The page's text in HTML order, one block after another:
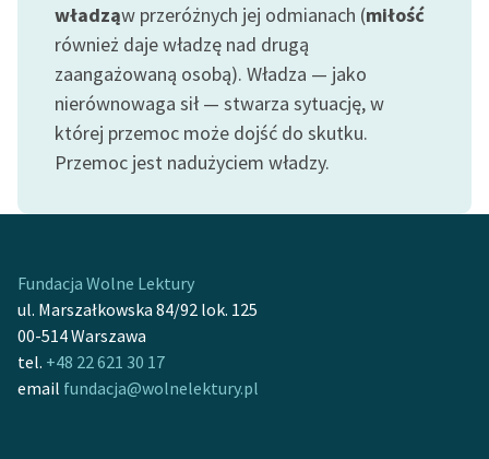
Kolekcje edukacyjne
twórców przechodzących
do domeny publicznej,
lektur szkolnych oraz
Starego Testamentu
Odkurzamy bohaterów
Szkoła Poezji Wolnych
O nas
Kontakt
O projekcie
władząw przeróżnych jej odmianach (miłość
również daje władzę nad drugą
zaangażowaną osobą). Władza — jako
nierównowaga sił — stwarza sytuację, w
której przemoc może dojść do skutku.
Przemoc jest nadużyciem władzy.
Fundacja Wolne Lektury
ul. Marszałkowska 84/92 lok. 125
00-514 Warszawa
tel. +48 22 621 30 17
email fundacja@wolnelektury.pl